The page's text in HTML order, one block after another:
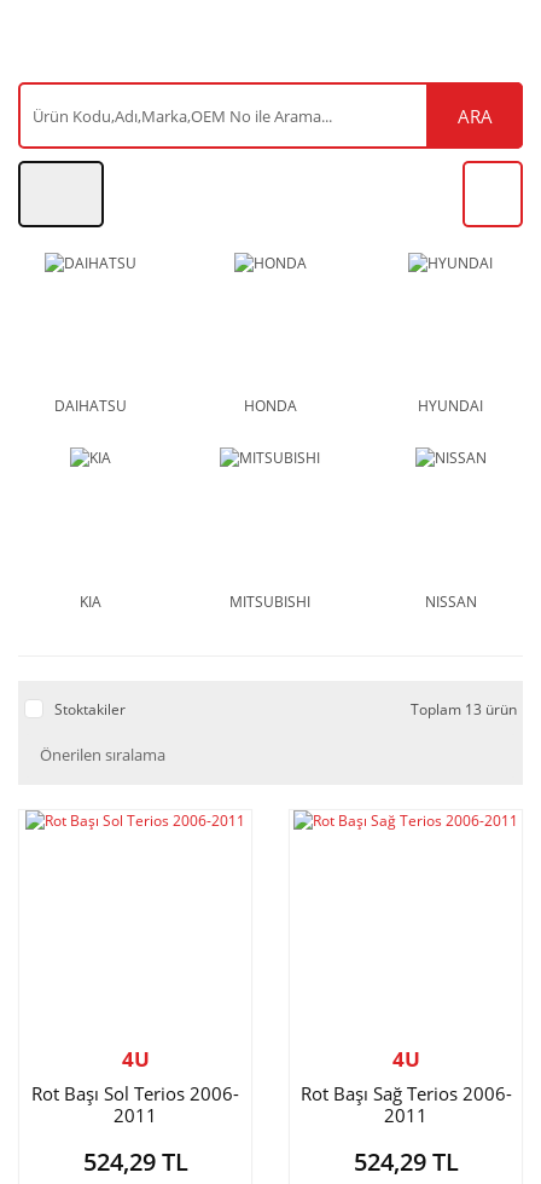
ARA
DAIHATSU HONDA HYUNDAI
KIA MITSUBISHI NISSAN
Stoktakiler Toplam 13 ürün
4U
Rot Başı Sol Terios 2006-
2011
524,29 TL
4U
Rot Başı Sağ Terios 2006-
2011
524,29 TL